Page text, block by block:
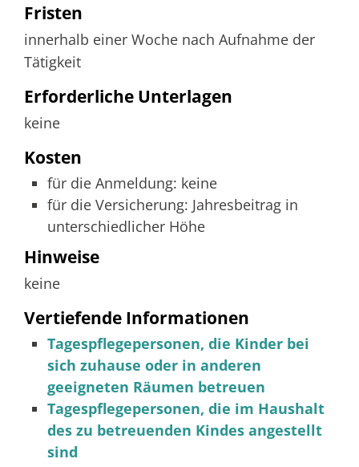
Fristen
innerhalb einer Woche nach Aufnahme der
Tätigkeit
Erforderliche Unterlagen
keine
Kosten
für die Anmeldung: keine
für die Versicherung: Jahresbeitrag in
unterschiedlicher Höhe
Hinweise
keine
Vertiefende Informationen
Tagespflegepersonen, die Kinder bei
sich zuhause oder in anderen
geeigneten Räumen betreuen
Tagespflegepersonen, die im Haushalt
des zu betreuenden Kindes angestellt
sind